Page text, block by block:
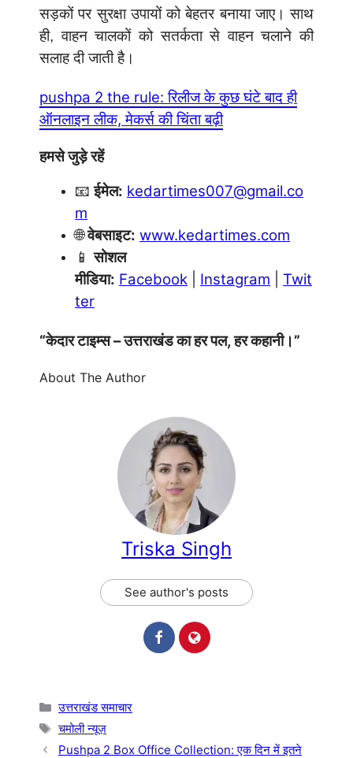
सड़कों पर सुरक्षा उपायों को बेहतर बनाया जाए। साथ
ही, वाहन चालकों को सतर्कता से वाहन चलाने की
सलाह दी जाती है।
pushpa 2 the rule: रिलीज के कुछ घंटे बाद ही
ऑनलाइन लीक, मेकर्स की चिंता बढ़ी
हमसे जुड़े रहें
📧ईमेल: kedartimes007@gmail.co
m
🌐वेबसाइट: www.kedartimes.com
📱सोशल
मीडिया: Facebook Instagram
Twit
ter
“केदार टाइम्स – उत्तराखंड का हर पल, हर कहानी।”
About The Author
Triska Singh
See author's posts
Categories
उत्तराखंड समाचार
Tags
चमोली न्यूज़
Pushpa 2 Box Office Collection: एक दिन में इतने